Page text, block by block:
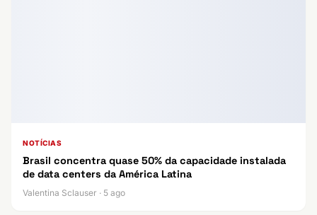
NOTÍCIAS
Brasil concentra quase 50% da capacidade instalada
de data centers da América Latina
Valentina Sclauser · 5 ago